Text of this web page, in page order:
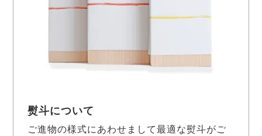
熨斗について
ご進物の様式にあわせまして最適な熨斗がご